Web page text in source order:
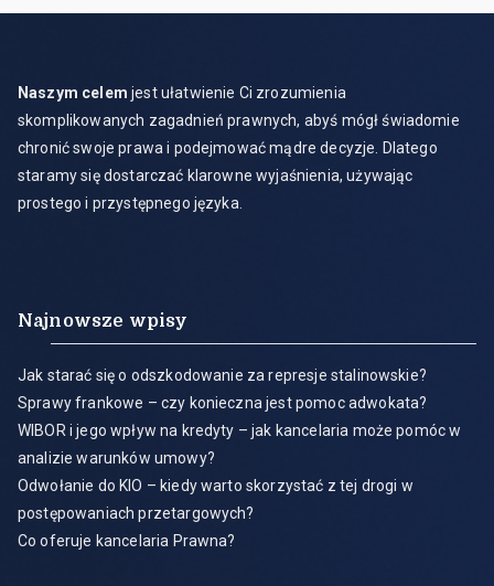
Naszym celem jest ułatwienie Ci zrozumienia
skomplikowanych zagadnień prawnych, abyś mógł świadomie
chronić swoje prawa i podejmować mądre decyzje. Dlatego
staramy się dostarczać klarowne wyjaśnienia, używając
prostego i przystępnego języka.
Najnowsze wpisy
Jak starać się o odszkodowanie za represje stalinowskie?
Sprawy frankowe – czy konieczna jest pomoc adwokata?
WIBOR i jego wpływ na kredyty – jak kancelaria może pomóc w
analizie warunków umowy?
Odwołanie do KIO – kiedy warto skorzystać z tej drogi w
postępowaniach przetargowych?
Co oferuje kancelaria Prawna?